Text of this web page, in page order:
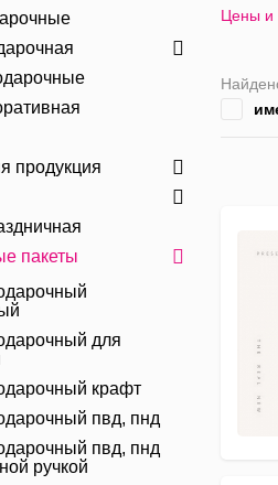
продукция
пакеты
для
крафт
пвд, пнд
пвд, пнд
ручкой
Цены и